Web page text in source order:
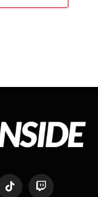
TikTok Twitch